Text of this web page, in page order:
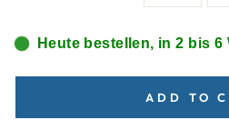
Heute bestellen, in 2 bis 6
ADD TO